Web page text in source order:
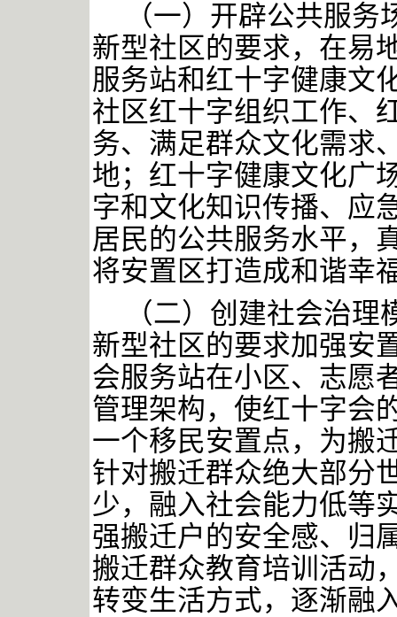
（一）开辟公共服务
新型社区的要求，在易
服务站和红十字健康文
社区红十字组织工作、
务、满足群众文化需求
地；红十字健康文化广
字和文化知识传播、应
居民的公共服务水平，
将安置区打造成和谐幸
（二）创建社会治理
新型社区的要求加强安
会服务站在小区、志愿
管理架构，使红十字会
一个移民安置点，为搬
针对搬迁群众绝大部分
少，融入社会能力低等
强搬迁户的安全感、归
搬迁群众教育培训活动
转变生活方式，逐渐融